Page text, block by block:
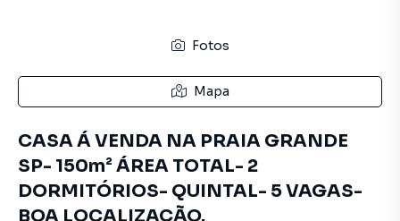
Fotos
Mapa
CASA Á VENDA NA PRAIA GRANDE
SP- 150m² ÁREA TOTAL- 2
DORMITÓRIOS- QUINTAL- 5 VAGAS-
BOA LOCALIZAÇÃO.